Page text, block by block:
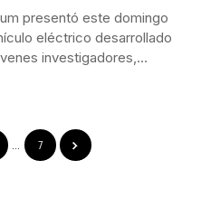
presentó este domingo
eléctrico desarrollado
investigadores,
7